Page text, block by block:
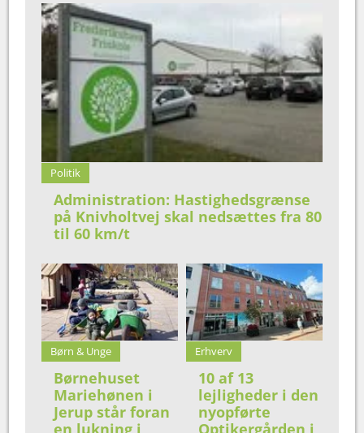
Politik
Administration: Hastighedsgrænse
på Knivholtvej skal nedsættes fra 80
til 60 km/t
Børn & Unge
Børnehuset
Mariehønen i
Jerup står foran
en lukning i
Erhverv
10 af 13
lejligheder i den
nyopførte
Optikergården i